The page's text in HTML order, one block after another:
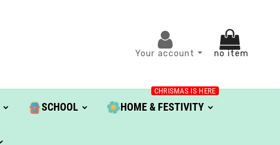
Your account no item
SCHOOL HOME & FESTIVITY
CHRISMAS IS HERE